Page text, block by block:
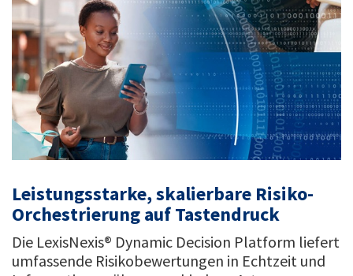
Leistungsstarke, skalierbare Risiko-
Orchestrierung auf Tastendruck
Die LexisNexis® Dynamic Decision Platform liefert
umfassende Risikobewertungen in Echtzeit und